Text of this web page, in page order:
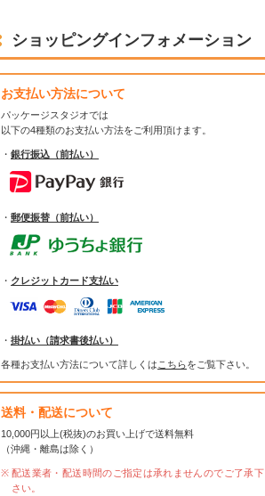
ショッピングインフォメーション
お支払い方法について
パッケージスタジオでは
以下の4種類のお支払い方法をご利用頂けます。
・ 銀行振込（前払い）
・ 郵便振替（前払い）
・ クレジットカード支払い
・ 掛払い（請求書後払い）
各種お支払い方法について詳しくは こちらをご覧下さい。
送料・配送について
10,000円以上(税抜)のお買い上げで送料無料
（沖縄・離島は除く）
配送業者・配送時間のご指定は承れませんのでご了承下
さい。